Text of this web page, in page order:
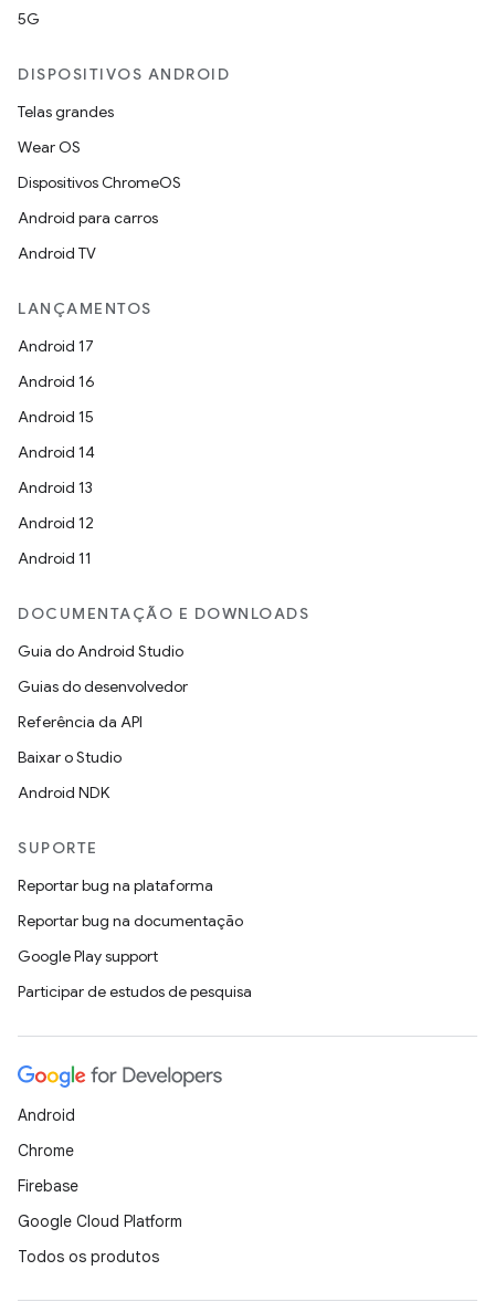
5G
DISPOSITIVOS ANDROID
Telas grandes
Wear OS
Dispositivos ChromeOS
Android para carros
Android TV
LANÇAMENTOS
Android 17
Android 16
Android 15
Android 14
Android 13
Android 12
Android 11
DOCUMENTAÇÃO E DOWNLOADS
Guia do Android Studio
Guias do desenvolvedor
Referência da API
Baixar o Studio
Android NDK
SUPORTE
Reportar bug na plataforma
Reportar bug na documentação
Google Play support
Participar de estudos de pesquisa
Android
Chrome
Firebase
Google Cloud Platform
Todos os produtos